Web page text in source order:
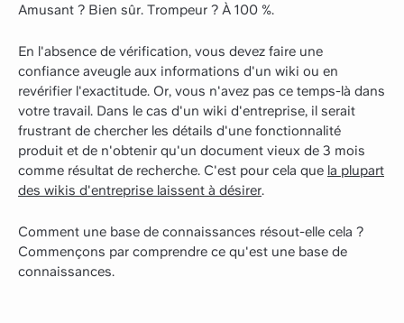
Amusant ? Bien sûr. Trompeur ? À 100 %.
En l'absence de vérification, vous devez faire une
confiance aveugle aux informations d'un wiki ou en
revérifier l'exactitude. Or, vous n'avez pas ce temps-là dans
votre travail. Dans le cas d'un wiki d'entreprise, il serait
frustrant de chercher les détails d'une fonctionnalité
produit et de n'obtenir qu'un document vieux de 3 mois
comme résultat de recherche. C'est pour cela que la plupart
des wikis d'entreprise laissent à désirer.
Comment une base de connaissances résout-elle cela ?
Commençons par comprendre ce qu'est une base de
connaissances.